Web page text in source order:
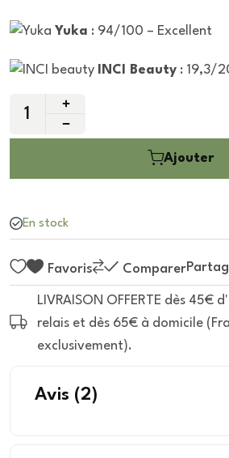
Yuka : 94/100 – Excellent
INCI Beauty : 19,3/
Ajouter
En stock
Favoris Comparer
LIVRAISON OFFERTE dès 45€
relais et dès 65€ à domicile
exclusivement).
Avis (2)